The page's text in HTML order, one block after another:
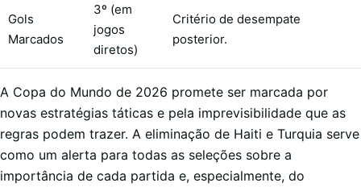
Gols
Marcados
3º (em
jogos
diretos)
Critério de desempate
posterior.
A Copa do Mundo de 2026 promete ser marcada por
novas estratégias táticas e pela imprevisibilidade que as
regras podem trazer. A eliminação de Haiti e Turquia serve
como um alerta para todas as seleções sobre a
importância de cada partida e, especialmente, do